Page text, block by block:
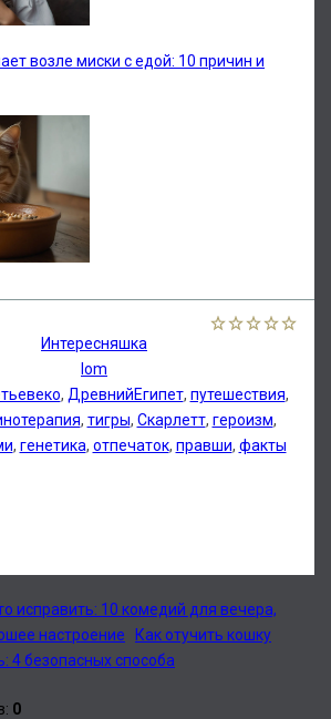
возле миски с едой: 10 причин и
Интересняшка
lom
, ДревнийЕгипет, путешествия,
, тигры, Скарлетт, героизм,
, генетика, отпечаток, правши, факты
исправить: 10 комедий для вечера,
настроение
Как отучить кошку
4 безопасных способа
: 0